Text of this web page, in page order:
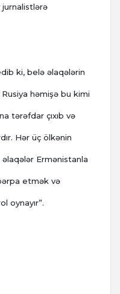
ki, belə əlaqələrin
həmişə bu kimi
tərəfdar çıxıb və
Hər üç ölkənin
Ermənistanla
etmək və
oynayır”.